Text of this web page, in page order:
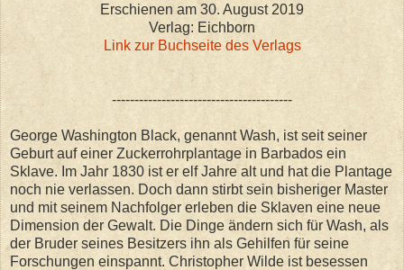
Erschienen am 30. August 2019
Verlag: Eichborn
Link zur Buchseite des Verlags
----------------------------------------
George Washington Black, genannt Wash, ist seit seiner
Geburt auf einer Zuckerrohrplantage in Barbados ein
Sklave. Im Jahr 1830 ist er elf Jahre alt und hat die Plantage
noch nie verlassen. Doch dann stirbt sein bisheriger Master
und mit seinem Nachfolger erleben die Sklaven eine neue
Dimension der Gewalt. Die Dinge ändern sich für Wash, als
der Bruder seines Besitzers ihn als Gehilfen für seine
Forschungen einspannt. Christopher Wilde ist besessen